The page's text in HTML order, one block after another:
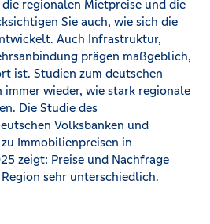
regionalen Mietpreise und die
Sie auch, wie sich die
Auch Infrastruktur,
prägen maßgeblich,
ist. Studien zum deutschen
wieder, wie stark regionale
Die Studie des
Volksbanken und
Immobilienpreisen in
zeigt: Preise und Nachfrage
sehr unterschiedlich.